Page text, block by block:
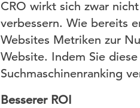
CRO wirkt sich zwar
verbessern. Wie bereits
Websites Metriken zur
Website. Indem Sie
Suchmaschinenranking
Besserer ROI